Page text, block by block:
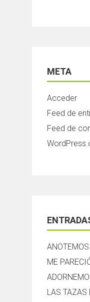
META
Acceder
Feed de
Feed de
ME
LAS TAZAS